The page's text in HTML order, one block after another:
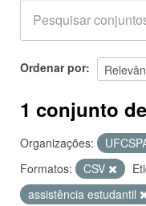
Grupos
Sobre
Ordenar por
1 conjunto
Organizações:
Formatos:
CSV
assistência estudantil